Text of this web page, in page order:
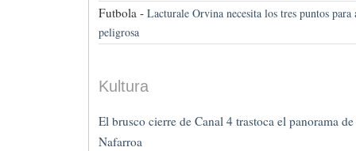
Futbola - Lacturale Orvina necesita los tres puntos para
peligrosa
Kultura
El brusco cierre de Canal 4 trastoca el panorama
Nafarroa